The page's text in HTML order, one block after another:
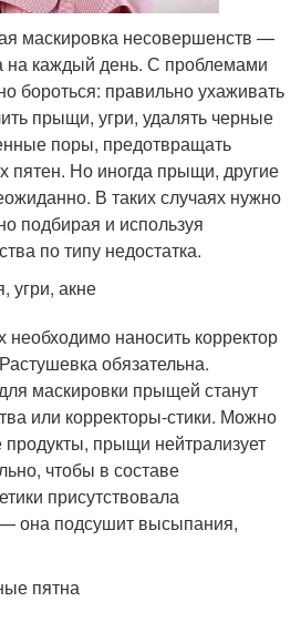
маскировка несовершенств —
на каждый день. С проблемами
бороться: правильно ухаживать
прыщи, угри, удалять черные
поры, предотвращать
пятен. Но иногда прыщи, другие
В таких случаях нужно
подбирая и используя
по типу недостатка.
угри, акне
наносить корректор
обязательна.
маскировки прыщей станут
или корректоры-стики. Можно
продукты, прыщи нейтрализует
чтобы в составе
присутствовала
она подсушит высыпания,
пятна